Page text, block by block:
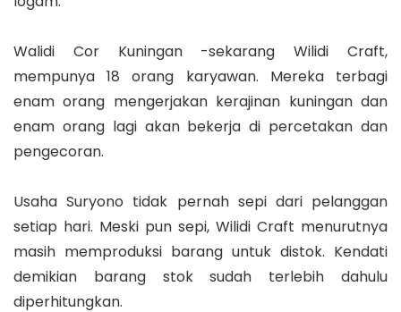
Walidi Cor Kuningan -sekarang Wilidi Craft,
mempunya 18 orang karyawan. Mereka terbagi
enam orang mengerjakan kerajinan kuningan dan
enam orang lagi akan bekerja di percetakan dan
pengecoran.
Usaha Suryono tidak pernah sepi dari pelanggan
setiap hari. Meski pun sepi, Wilidi Craft menurutnya
masih memproduksi barang untuk distok. Kendati
demikian barang stok sudah terlebih dahulu
diperhitungkan.